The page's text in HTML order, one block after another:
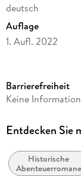
deutsch
Auflage
1. Aufl. 2022
Dateigröße
Laufzeit
Altersempfehlung
Barrierefreiheit
Keine
Entdecken Sie
Historische
Abenteuerromane